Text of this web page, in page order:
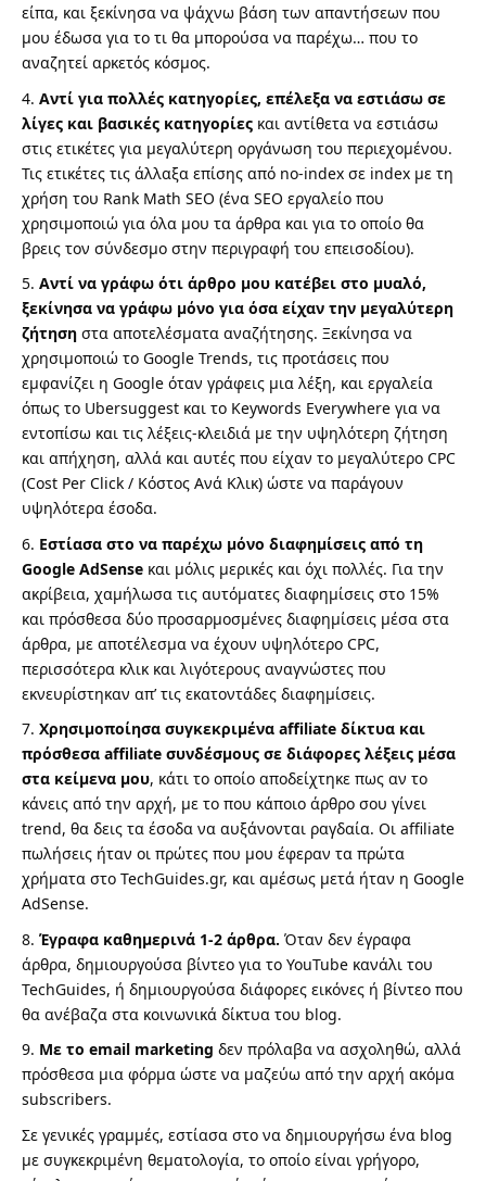
είπα, και ξεκίνησα να ψάχνω βάση των απαντήσεων που
μου έδωσα για το τι θα μπορούσα να παρέχω… που το
αναζητεί αρκετός κόσμος.
Αντί για πολλές κατηγορίες, επέλεξα να εστιάσω σε
λίγες και βασικές κατηγορίες και αντίθετα να εστιάσω
στις ετικέτες για μεγαλύτερη οργάνωση του περιεχομένου.
Τις ετικέτες τις άλλαξα επίσης από no-index σε index με τη
χρήση του Rank Math SEO (ένα SEO εργαλείο που
χρησιμοποιώ για όλα μου τα άρθρα και για το οποίο θα
βρεις τον σύνδεσμο στην περιγραφή του επεισοδίου).
Αντί να γράφω ότι άρθρο μου κατέβει στο μυαλό,
ξεκίνησα να γράφω μόνο για όσα είχαν την μεγαλύτερη
ζήτηση στα αποτελέσματα αναζήτησης. Ξεκίνησα να
χρησιμοποιώ το Google Trends, τις προτάσεις που
εμφανίζει η Google όταν γράφεις μια λέξη, και εργαλεία
όπως το Ubersuggest και το Keywords Everywhere για να
εντοπίσω και τις λέξεις-κλειδιά με την υψηλότερη ζήτηση
και απήχηση, αλλά και αυτές που είχαν το μεγαλύτερο CPC
(Cost Per Click / Κόστος Ανά Κλικ) ώστε να παράγουν
υψηλότερα έσοδα.
Εστίασα στο να παρέχω μόνο διαφημίσεις από τη
Google AdSense και μόλις μερικές και όχι πολλές. Για την
ακρίβεια, χαμήλωσα τις αυτόματες διαφημίσεις στο 15%
και πρόσθεσα δύο προσαρμοσμένες διαφημίσεις μέσα στα
άρθρα, με αποτέλεσμα να έχουν υψηλότερο CPC,
περισσότερα κλικ και λιγότερους αναγνώστες που
εκνευρίστηκαν απ’ τις εκατοντάδες διαφημίσεις.
Χρησιμοποίησα συγκεκριμένα affiliate δίκτυα και
πρόσθεσα affiliate συνδέσμους σε διάφορες λέξεις μέσα
στα κείμενα μου, κάτι το οποίο αποδείχτηκε πως αν το
κάνεις από την αρχή, με το που κάποιο άρθρο σου γίνει
trend, θα δεις τα έσοδα να αυξάνονται ραγδαία. Οι affiliate
πωλήσεις ήταν οι πρώτες που μου έφεραν τα πρώτα
χρήματα στο TechGuides.gr, και αμέσως μετά ήταν η Google
AdSense.
Έγραφα καθημερινά 1-2 άρθρα. Όταν δεν έγραφα
άρθρα, δημιουργούσα βίντεο για το YouTube κανάλι του
TechGuides, ή δημιουργούσα διάφορες εικόνες ή βίντεο που
θα ανέβαζα στα κοινωνικά δίκτυα του blog.
Με το email marketing δεν πρόλαβα να ασχοληθώ, αλλά
πρόσθεσα μια φόρμα ώστε να μαζεύω από την αρχή ακόμα
subscribers.
Σε γενικές γραμμές, εστίασα στο να δημιουργήσω ένα blog
με συγκεκριμένη θεματολογία, το οποίο είναι γρήγορο,